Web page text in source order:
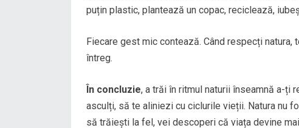
puțin plastic, plantează un copac, reciclează,
Fiecare gest mic contează. Când respecți
întreg.
În concluzie, a trăi în ritmul naturii înseamnă a-ți
asculți, să te aliniezi cu ciclurile vieții. Natura nu
să trăiești la fel, vei descoperi că viața devine